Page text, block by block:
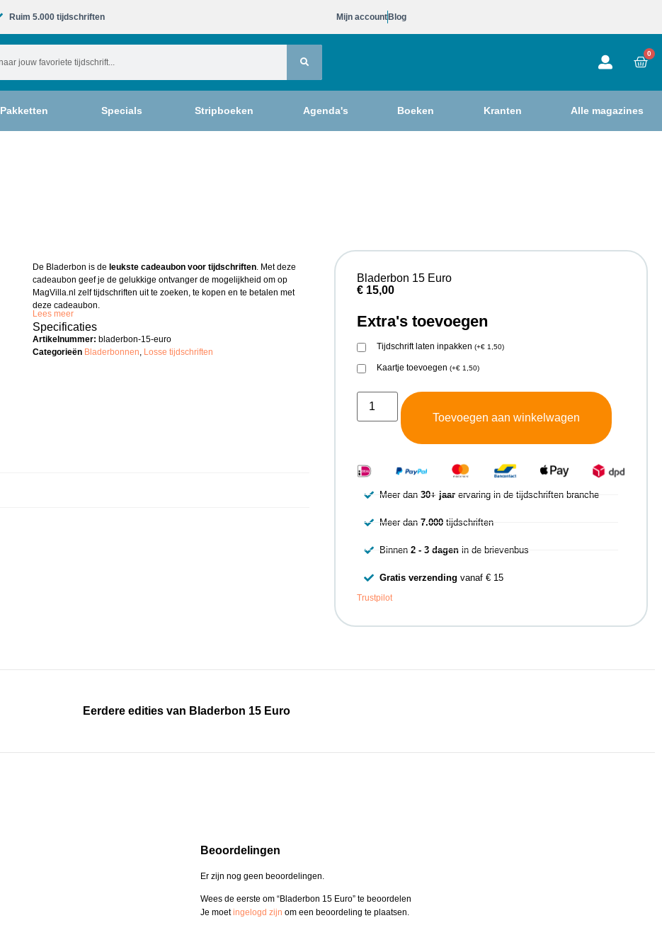
Ruim 5.000 tijdschriften​ Mijn account Blog
0
Pakketten Specials Stripboeken Agenda's Boeken Kranten Alle magazines
De Bladerbon is de leukste cadeaubon voor tijdschriften. Met deze
cadeaubon geef je de gelukkige ontvanger de mogelijkheid om op
MagVilla.nl zelf tijdschriften uit te zoeken, te kopen en te betalen met
deze cadeaubon.
Lees meer
Specificaties
Artikelnummer: bladerbon-15-euro
Categorieën Bladerbonnen, Losse tijdschriften
Bladerbon 15 Euro
€15,00
Extra's toevoegen
Tijdschrift laten inpakken (+€1,50)
Kaartje toevoegen (+€1,50)
Toevoegen aan winkelwagen
Meer dan30+ jaar ervaring in de tijdschriften branche
Meer dan7.000 tijdschriften
Binnen2 - 3 dagen in de brievenbus
Gratis verzending vanaf € 15
Trustpilot
Eerdere edities van Bladerbon 15 Euro
Beoordelingen
Er zijn nog geen beoordelingen.
Wees de eerste om “Bladerbon 15 Euro” te beoordelen
Je moetingelogd zijn om een beoordeling te plaatsen.